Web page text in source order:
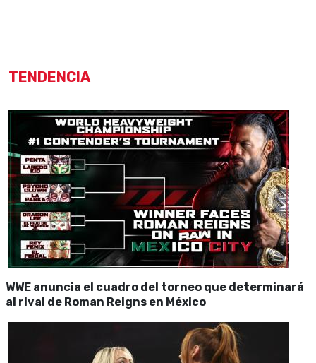
TENDENCIA
WWE anuncia el cuadro del torneo que determinará
al rival de Roman Reigns en México